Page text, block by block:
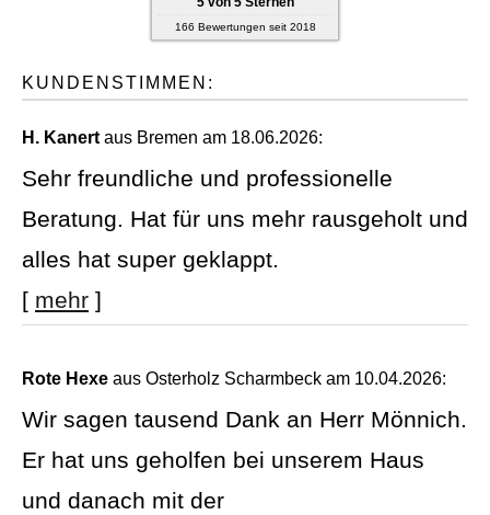
166 Bewertungen seit 2018
KUNDENSTIMMEN:
H. Kanert aus Bremen am 18.06.2026:
Sehr freundliche und professionelle
Beratung. Hat für uns mehr rausgeholt und
alles hat super geklappt.
[ mehr ]
Rote Hexe aus Osterholz Scharmbeck am 10.04.2026:
Wir sagen tausend Dank an Herr Mönnich.
Er hat uns geholfen bei unserem Haus
und danach mit der